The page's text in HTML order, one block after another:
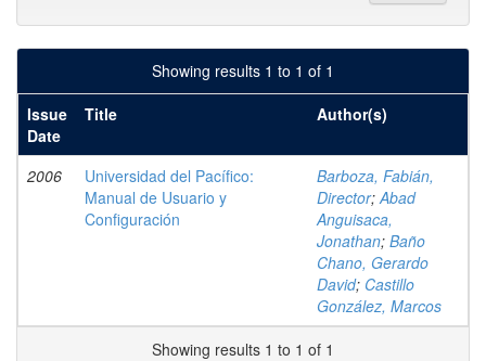
Showing results 1 to 1 of 1
Issue
Date
Title Author(s)
2006
Universidad del Pacífico:
Manual de Usuario y
Configuración
Barboza, Fabián,
Director;Abad
Anguisaca,
Jonathan; Baño
Chano, Gerardo
David; Castillo
González, Marcos
Showing results 1 to 1 of 1